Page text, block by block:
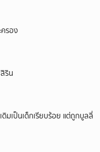
รอง
ริน
มเป็นเด็กเรียบร้อย แต่ถูกบูลลี่